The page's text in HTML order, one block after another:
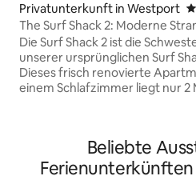
Privatunterkunft in Westport
The Surf Shack 2: Moderne
+ schnelles WLAN
Die Surf Shack 2 ist die
unserer ursprünglichen Surf
Dieses frisch renovierte
einem Schlafzimmer liegt nur 2
Schlafsofa und einen 5-Sterne-
an Sauberkeit. Sie ist ein
Ausgangspunkt für bis zu 3 Gäste.
Beliebte